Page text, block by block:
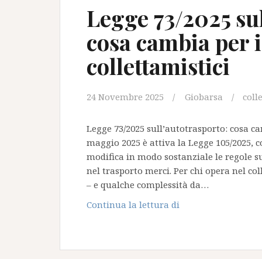
Legge 73/2025
cosa cambia
collettamistici
24 Novembre 2025 Giobarsa
Legge 73/2025 sull’autotrasporto: cosa
maggio 2025 è attiva la Legge 105/
modifica in modo sostanziale le regole
nel trasporto merci. Per chi opera nel
– e qualche complessità da…
Continua la lettura di